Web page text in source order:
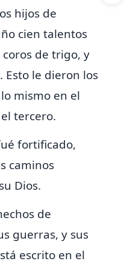
hijos de
cien talentos
de trigo, y
Esto le dieron los
mismo en el
tercero.
fortificado,
caminos
Dios.
de
guerras, y sus
escrito en el